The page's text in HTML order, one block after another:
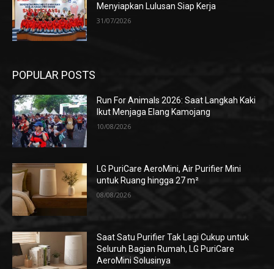
Menyiapkan Lulusan Siap Kerja
31/07/2026
POPULAR POSTS
Run For Animals 2026: Saat Langkah Kaki
Ikut Menjaga Elang Kamojang
10/08/2026
LG PuriCare AeroMini, Air Purifier Mini
untuk Ruang hingga 27 m²
08/08/2026
Saat Satu Purifier Tak Lagi Cukup untuk
Seluruh Bagian Rumah, LG PuriCare
AeroMini Solusinya